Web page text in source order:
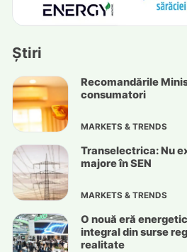
Știri
Recomandările
consumatori
MARKETS & TRENDS
Transelectrica: Nu
majore în SEN
MARKETS & TRENDS
O nouă eră
integral din surse
realitate